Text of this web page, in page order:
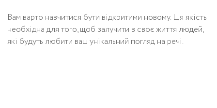
Вам варто навчитися бути відкритими новому. Ця якість
необхідна для того, щоб залучити в своє життя людей,
які будуть любити ваш унікальний погляд на речі.